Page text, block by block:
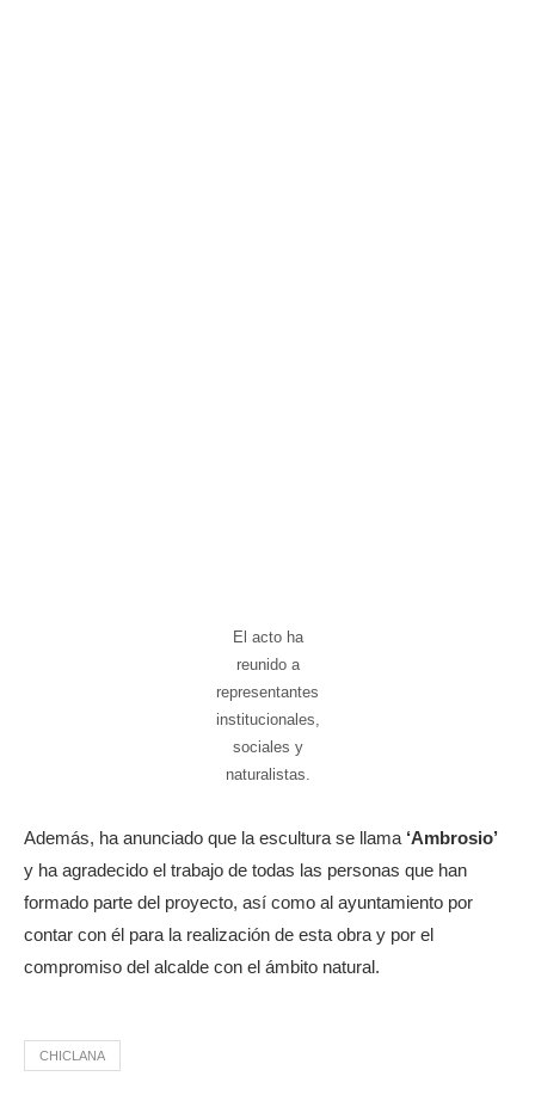
El acto ha
reunido a
representantes
institucionales,
sociales y
naturalistas.
Además, ha anunciado que la escultura se llama ‘Ambrosio’
y ha agradecido el trabajo de todas las personas que han
formado parte del proyecto, así como al ayuntamiento por
contar con él para la realización de esta obra y por el
compromiso del alcalde con el ámbito natural.
CHICLANA